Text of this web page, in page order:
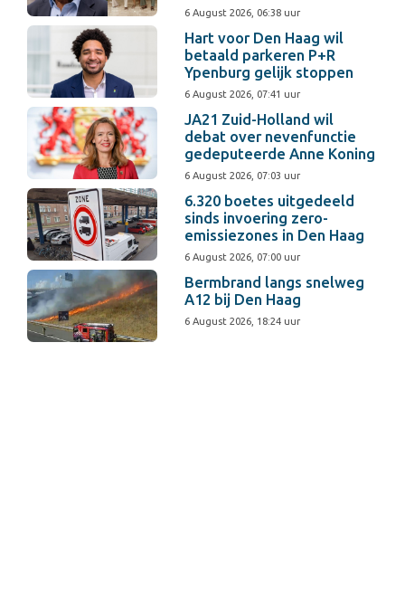
6 August 2026, 06:38 uur
Hart voor Den Haag wil
betaald parkeren P+R
Ypenburg gelijk stoppen
6 August 2026, 07:41 uur
JA21 Zuid-Holland wil
debat over nevenfunctie
gedeputeerde Anne Koning
6 August 2026, 07:03 uur
6.320 boetes uitgedeeld
sinds invoering zero-
emissiezones in Den Haag
6 August 2026, 07:00 uur
Bermbrand langs snelweg
A12 bij Den Haag
6 August 2026, 18:24 uur